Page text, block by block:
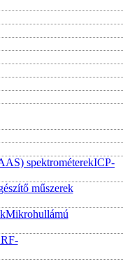
spektrométerekICP-
műszerek
Mikrohullámú